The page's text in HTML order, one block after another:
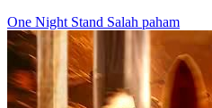
One Night Stand Salah paham